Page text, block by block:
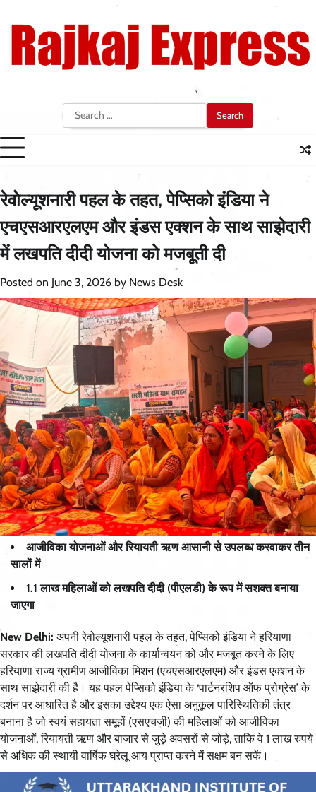
content
Search
for:
रेवोल्यूशनारी पहल के तहत, पेप्सिको इंडिया ने
एचएसआरएलएम और इंडस एक्शन के साथ साझेदारी
में लखपति दीदी योजना को मजबूती दी
Posted on June 3, 2026 by News Desk
आजीविका योजनाओं और रियायती ऋण आसानी से उपलब्ध करवाकर तीन
सालों में
1.1 लाख महिलाओं को लखपति दीदी (पीएलडी) के रूप में सशक्त बनाया
जाएगा
New Delhi: अपनी रेवोल्यूशनारी पहल के तहत, पेप्सिको इंडिया ने हरियाणा
सरकार की लखपति दीदी योजना के कार्यान्वयन को और मजबूत करने के लिए
हरियाणा राज्य ग्रामीण आजीविका मिशन (एचएसआरएलएम) और इंडस एक्शन के
साथ साझेदारी की है। यह पहल पेप्सिको इंडिया के ‘पार्टनरशिप ऑफ प्रोग्रेस’ के
दर्शन पर आधारित है और इसका उद्देश्य एक ऐसा अनुकूल पारिस्थितिकी तंत्र
बनाना है जो स्वयं सहायता समूहों (एसएचजी) की महिलाओं को आजीविका
योजनाओं, रियायती ऋण और बाजार से जुड़े अवसरों से जोड़े, ताकि वे 1 लाख रुपये
से अधिक की स्थायी वार्षिक घरेलू आय प्राप्त करने में सक्षम बन सकें।